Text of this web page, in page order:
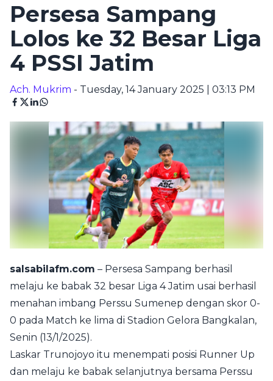
Persesa Sampang
Lolos ke 32 Besar Liga
4 PSSI Jatim
Ach. Mukrim - Tuesday, 14 January 2025 | 03:13 PM
salsabilafm.com – Persesa Sampang berhasil
melaju ke babak 32 besar Liga 4 Jatim usai berhasil
menahan imbang Perssu Sumenep dengan skor 0-
0 pada Match ke lima di Stadion Gelora Bangkalan,
Senin (13/1/2025).
Laskar Trunojoyo itu menempati posisi Runner Up
dan melaju ke babak selanjutnya bersama Perssu